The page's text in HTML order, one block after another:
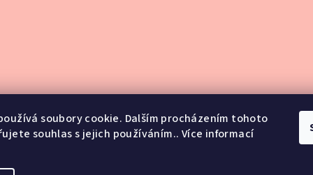
soubory cookie. Dalším procházením tohoto
souhlas s jejich používáním.. Více informací